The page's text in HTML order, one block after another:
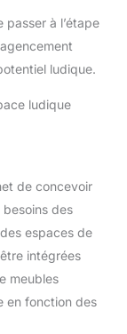
à l’étape
ludique.
ludique
de concevoir
des
espaces de
intégrées
meubles
en fonction des